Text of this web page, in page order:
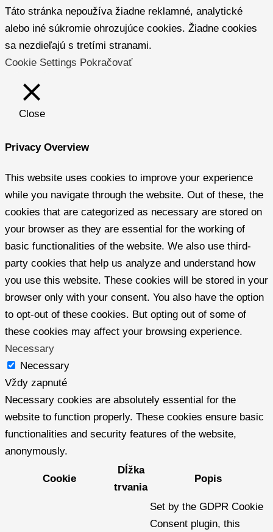
Táto stránka nepoužíva žiadne reklamné, analytické
alebo iné súkromie ohrozujúce cookies. Žiadne cookies
sa nezdieľajú s tretími stranami.
Cookie Settings Pokračovať
Close
Privacy Overview
This website uses cookies to improve your experience
while you navigate through the website. Out of these, the
cookies that are categorized as necessary are stored on
your browser as they are essential for the working of
basic functionalities of the website. We also use third-
party cookies that help us analyze and understand how
you use this website. These cookies will be stored in your
browser only with your consent. You also have the option
to opt-out of these cookies. But opting out of some of
these cookies may affect your browsing experience.
Necessary
Necessary
Vždy zapnuté
Necessary cookies are absolutely essential for the
website to function properly. These cookies ensure basic
functionalities and security features of the website,
anonymously.
Cookie
Dĺžka
trvania
Popis
Set by the GDPR Cookie
Consent plugin, this